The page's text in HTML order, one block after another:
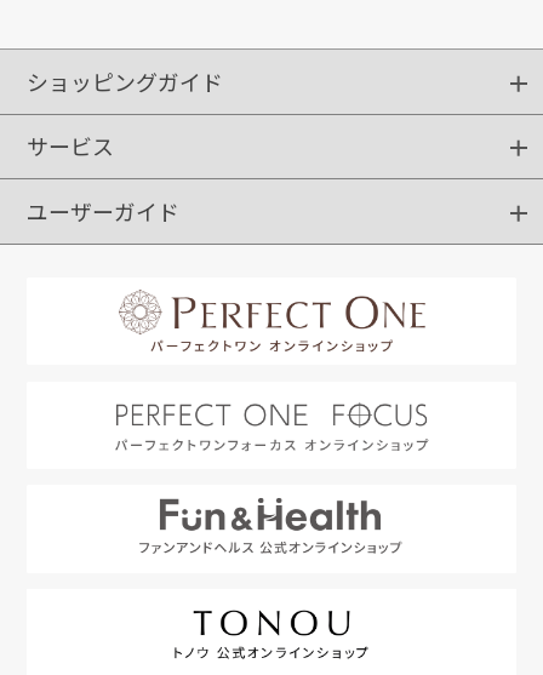
ショッピングガイド
ショッピングガイド
ご注文方法
送料・配送
クーポンご利用方法
サービス
定期購入
ポイントサービス
お知らせメール
ユーザーガイド